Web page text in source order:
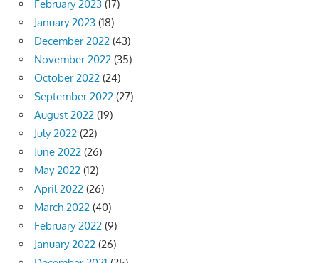
February 2023 (17)
January 2023 (18)
December 2022 (43)
November 2022 (35)
October 2022 (24)
September 2022 (27)
August 2022 (19)
July 2022 (22)
June 2022 (26)
May 2022 (12)
April 2022 (26)
March 2022 (40)
February 2022 (9)
January 2022 (26)